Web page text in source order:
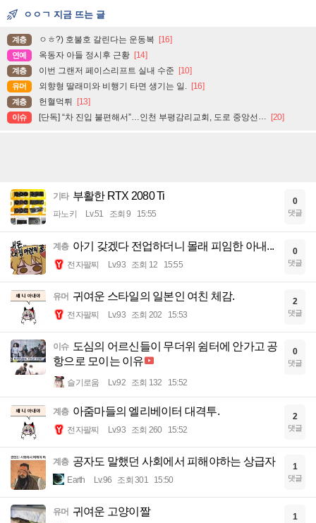
ㅇㅇㄱ 지금 뜨는 글
계층 ㅇㅎ?) 호불호 갈린다는 운동복 [16]
연예 옥동자 아들 정시후 근황 [14]
계층 이번 그랜저 페이스리프트 실내 수준 [10]
유머 외향형 딸래미와 비행기 타면 생기는 일. [16]
계층 헌혈먹튀 [13]
이슈 [단독] “차 진입 불편해서”…인천 부평감리교회, 도로 중앙선 ‘검은 페인트’로 지워 [20]
기타 부활한 RTX 2080 Ti
파노키 Lv.51 조회 9 15:55
0
댓글
계층 아기 갖겠다 전업하더니 몰래 피임한 아내...
전자팔찌 Lv.93 조회 12 15:55
0
댓글
유머 귀여운 스타일의 일본인 여친 체감.
전자팔찌 Lv.93 조회 202 15:53
2
댓글
이슈 도심의 어르신들이 무더위 쉼터에 안가고 공
항으로 모이는 이유
슬기로움 Lv.92 조회 132 15:52
0
댓글
계층 아줌마들의 엘리베이터 대격투.
전자팔찌 Lv.93 조회 260 15:52
2
댓글
계층 공자도 말했던 사회에서 피해야하는 상급자
Earth Lv.96 조회 301 15:50
1
댓글
유머 귀여운 고양이짤 1